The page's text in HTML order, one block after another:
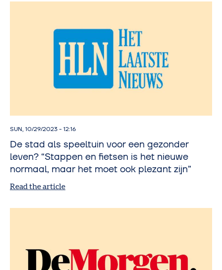
SUN, 10/29/2023 - 12:16
De stad als speeltuin voor een gezonder
leven? “Stappen en fietsen is het nieuwe
normaal, maar het moet ook plezant zijn”
Read the article